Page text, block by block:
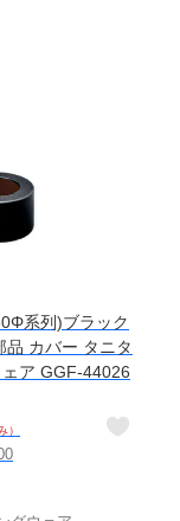
系列)ブラック
品 カバー タニタ
ア GGF-44026
）